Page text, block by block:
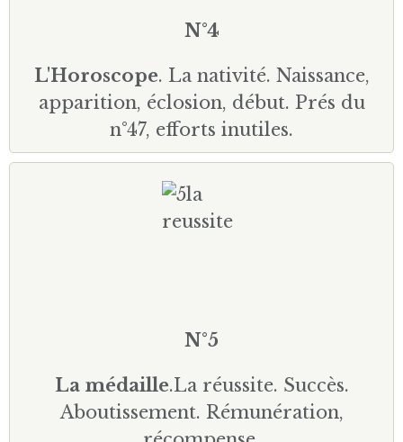
N°4
L'Horoscope. La nativité. Naissance,
apparition, éclosion, début. Prés du
n°47, efforts inutiles.
N°5
La médaille.La réussite. Succès.
Aboutissement. Rémunération,